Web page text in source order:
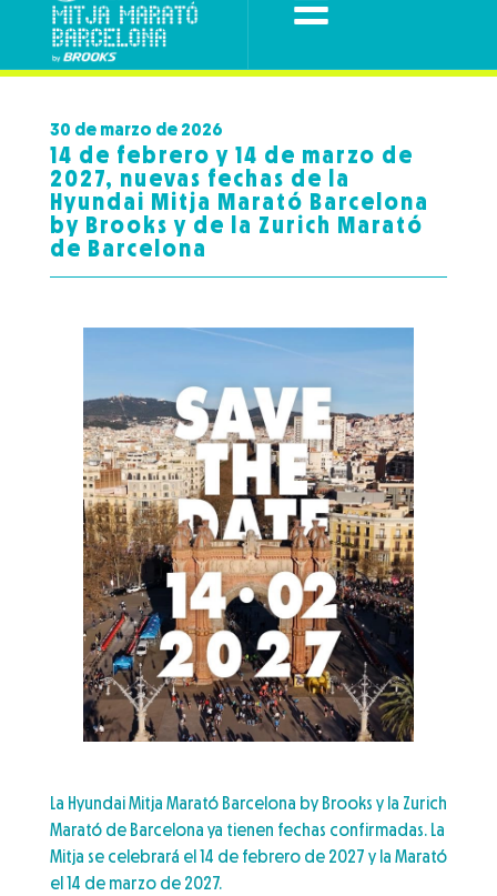
30 de marzo de 2026
14 de febrero y 14 de marzo de
2027, nuevas fechas de la
Hyundai Mitja Marató Barcelona
by Brooks y de la Zurich Marató
de Barcelona
La Hyundai Mitja Marató Barcelona by Brooks y la Zurich
Marató de Barcelona ya tienen fechas confirmadas. La
Mitja se celebrará el 14 de febrero de 2027 y la Marató
el 14 de marzo de 2027.